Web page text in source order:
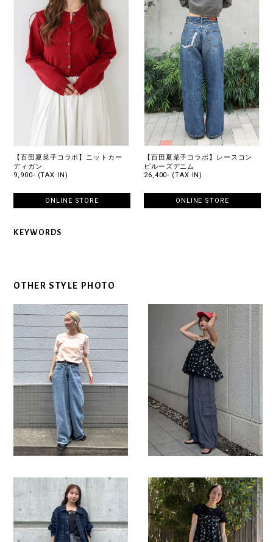
【百田夏菜子コラボ】ニットカー
ディガン
9,900- (TAX IN)
ONLINE STORE
【百田夏菜子コラボ】レースコン
ビルーズデニム
26,400- (TAX IN)
ONLINE STORE
KEYWORDS
OTHER STYLE PHOTO